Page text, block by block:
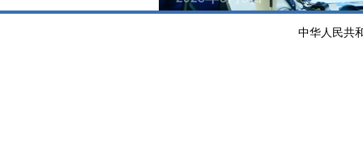
中华人民共